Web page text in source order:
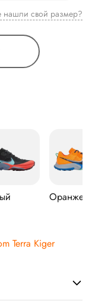
Не нашли свой размер?
Terra Kiger